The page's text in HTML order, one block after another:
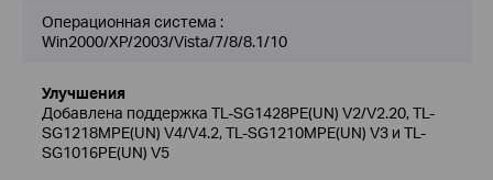
Операционная система :
Win2000/XP/2003/Vista/7/8/8.1/10
Улучшения
Добавлена поддержка TL-SG1428PE(UN) V2/V2.20, TL-
SG1218MPE(UN) V4/V4.2, TL-SG1210MPE(UN) V3 и TL-
SG1016PE(UN) V5